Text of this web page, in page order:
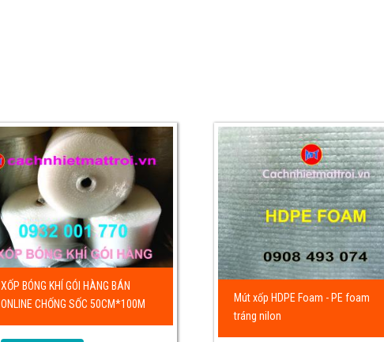
XỐP BÓNG KHÍ GÓI HÀNG BÁN
ONLINE CHỐNG SỐC 50CM*100M
Mút xốp HDPE Foam - PE foam
tráng nilon